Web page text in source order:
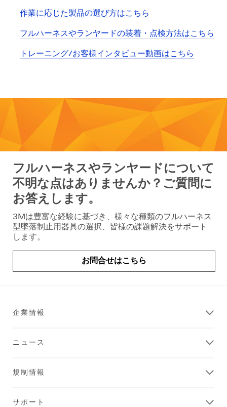
作業に応じた製品の選び方はこちら
フルハーネスやランヤードの装着・点検方法はこちら
トレーニング/お客様インタビュー動画はこちら
フルハーネスやランヤードについて
不明な点はありませんか？ご質問に
お答えします。
3Mは豊富な経験に基づき、様々な種類のフルハーネス
型墜落制止用器具の選択、皆様の課題解決をサポート
します。
お問合せはこちら
企業情報
ニュース
規制情報
サポート